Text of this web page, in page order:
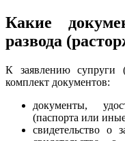
Какие
развода
К заявлению супруги
комплект документов:
документы,
(паспорта или
свидетельство о